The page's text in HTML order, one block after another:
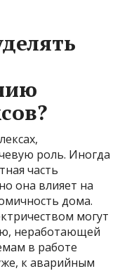
роль. Иногда
часть
она влияет на
дома.
могут
неработающей
в работе
к аварийным